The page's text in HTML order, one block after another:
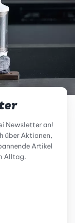
Newsletter an!
über Aktionen,
Artikel
Alltag.